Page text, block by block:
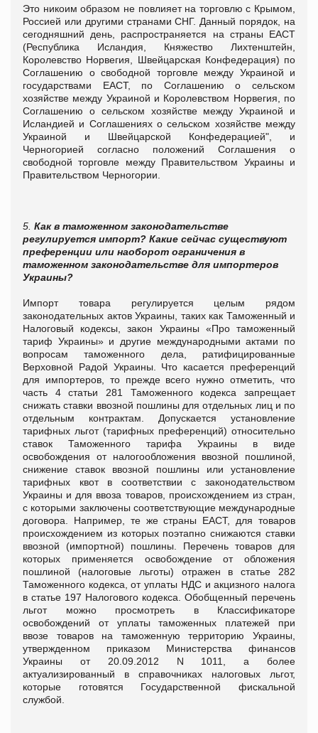
Это никоим образом не повлияет на торговлю с Крымом,
Россией или другими странами СНГ. Данный порядок, на
сегодняшний день, распространяется на страны ЕАСТ
(Республика Исландия, Княжество Лихтенштейн,
Королевство Норвегия, Швейцарская Конфедерация) по
Соглашению о свободной торговле между Украиной и
государствами ЕАСТ, по Соглашению о сельском
хозяйстве между Украиной и Королевством Норвегия, по
Соглашению о сельском хозяйстве между Украиной и
Исландией и Соглашениях о сельском хозяйстве между
Украиной и Швейцарской Конфедерацией", и
Черногорией согласно положений Соглашения о
свободной торговле между Правительством Украины и
Правительством Черногории.
5. Как в таможенном законодательстве
регулируется импорт? Какие сейчас существуют
преференции или наоборот ограничения в
таможенном законодательстве для импортеров
Украины?
Импорт товара регулируется целым рядом
законодательных актов Украины, таких как Таможенный и
Налоговый кодексы, закон Украины «Про таможенный
тариф Украины» и другие международными актами по
вопросам таможенного дела, ратифицированные
Верховной Радой Украины. Что касается преференций
для импортеров, то прежде всего нужно отметить, что
часть 4 статьи 281 Таможенного кодекса запрещает
снижать ставки ввозной пошлины для отдельных лиц и по
отдельным контрактам. Допускается установление
тарифных льгот (тарифных преференций) относительно
ставок Таможенного тарифа Украины в виде
освобождения от налогообложения ввозной пошлиной,
снижение ставок ввозной пошлины или установление
тарифных квот в соответствии с законодательством
Украины и для ввоза товаров, происхождением из стран,
с которыми заключены соответствующие международные
договора. Например, те же страны ЕАСТ, для товаров
происхождением из которых поэтапно снижаются ставки
ввозной (импортной) пошлины. Перечень товаров для
которых применяется освобождение от обложения
пошлиной (налоговые льготы) отражен в статье 282
Таможенного кодекса, от уплаты НДС и акцизного налога
в статье 197 Налогового кодекса. Обобщенный перечень
льгот можно просмотреть в Классификаторе
освобождений от уплаты таможенных платежей при
ввозе товаров на таможенную территорию Украины,
утвержденном приказом Министерства финансов
Украины от 20.09.2012 N 1011, а более
актуализированный в справочниках налоговых льгот,
которые готовятся Государственной фискальной
службой.